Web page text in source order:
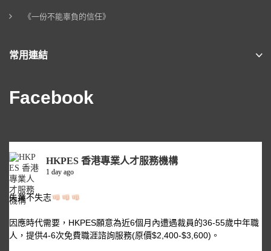
《一份不能辜負的信任》
常用連結
Facebook
HKPES 香港專業人才服務機構
1 day ago
失業不失志
因應時代需要，HKPES願意為近6個月內遭遇裁員的36-55歲中年職
人，提供4-6次免費職涯諮詢服務(原價$2,400-$3,600)。